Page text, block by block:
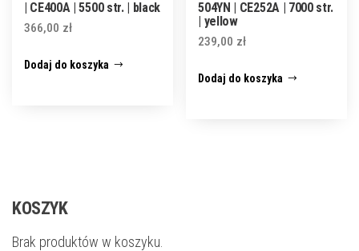
| CE400A | 5500 str. | black
366,00 zł
Dodaj do koszyka
504YN | CE252A | 7000 str.
| yellow
239,00 zł
Dodaj do koszyka
KOSZYK
Brak produktów w koszyku.